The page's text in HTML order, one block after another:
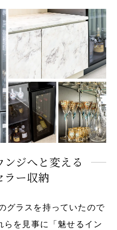
ジへと変える
ラー収納
グラスを持っていたので
らを見事に「魅せるイン